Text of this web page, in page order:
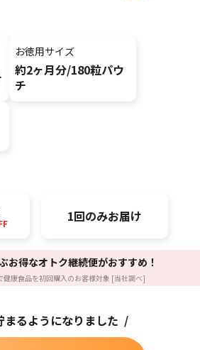
お徳用サイズ
約2ヶ月分/180粒パウ
チ
1回のみお届け
お得なオトク継続便がおすすめ！
康食品を初回購入のお客様対象 [当社調べ]
るようになりました /